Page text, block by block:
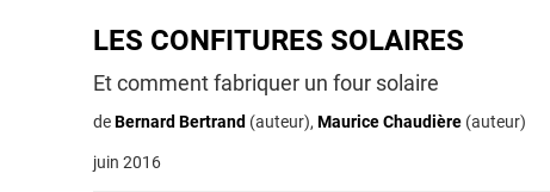
LES CONFITURES SOLAIRES
Et comment fabriquer un four solaire
deBernard Bertrand (auteur), Maurice Chaudière (auteur)
juin 2016